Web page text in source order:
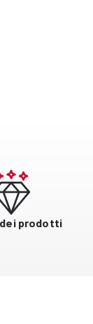
prodotti